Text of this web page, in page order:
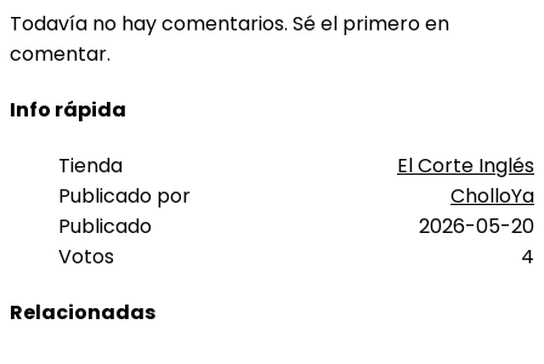
Todavía no hay comentarios. Sé el primero en
comentar.
Info rápida
Tienda
El Corte Inglés
Publicado por
CholloYa
Publicado
2026-05-20
Votos
4
Relacionadas